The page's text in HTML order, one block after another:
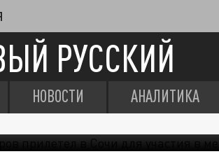
РУССКИЙ
НОВОСТИ АНАЛИТИКА